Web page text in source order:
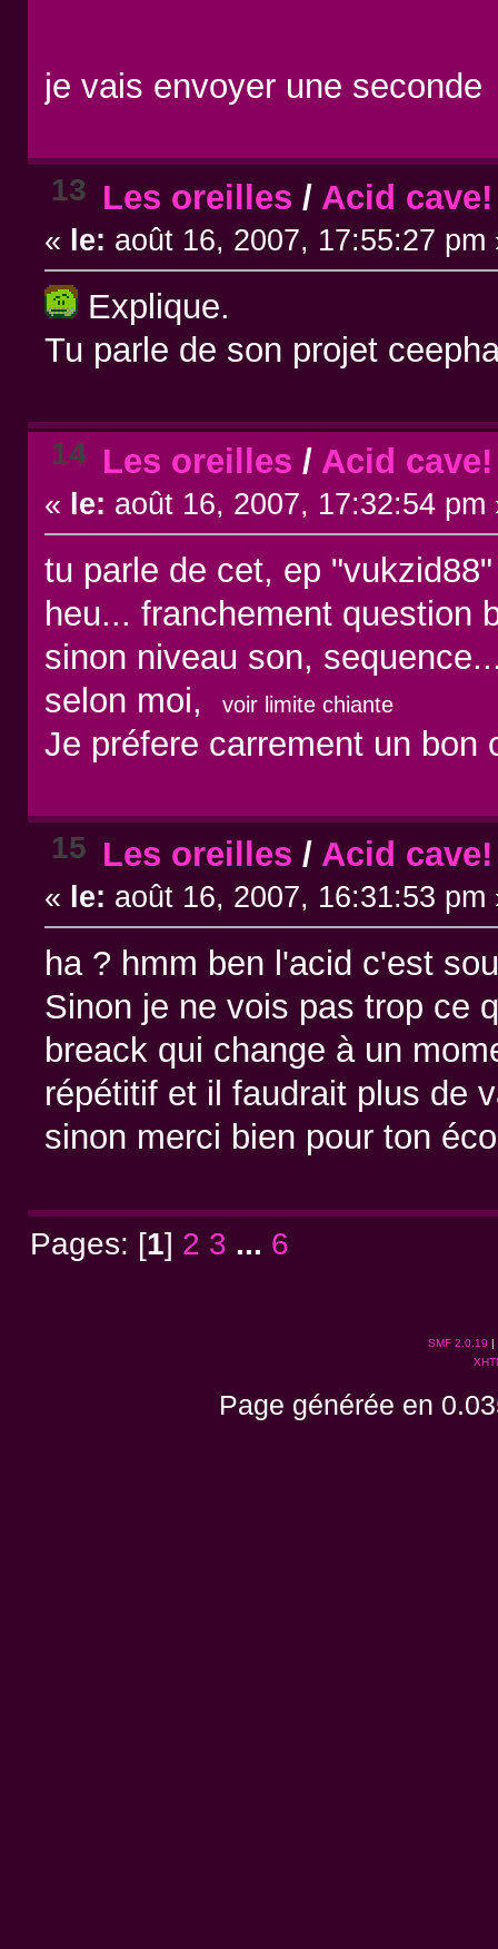
je vais envoyer une seconde
13 Les oreilles / Acid cave!
« le: août 16, 2007, 17:55:27 pm
Explique.
Tu parle de son projet
14 Les oreilles / Acid cave!
« le: août 16, 2007, 17:32:54 pm
tu parle de cet, ep
heu... franchement question
sinon niveau son,
selon moi,voir limite chiante
Je préfere carrement un bon
15 Les oreilles / Acid cave!
« le: août 16, 2007, 16:31:53 pm
ha ? hmm ben l'acid c'est
Sinon je ne vois pas trop ce
breack qui change à un
répétitif et il faudrait plus de
sinon merci bien pour ton
Pages: [1] 2 3 ... 6
SMF 2.0.19
Page générée en